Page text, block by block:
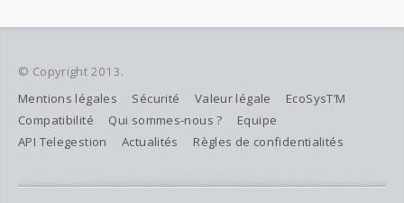
© Copyright 2013.
Mentions légales
Sécurité Valeur légale
EcoSysT’M
Compatibilité
Qui sommes-nous ?
Equipe
API Telegestion
Actualités Règles de confidentialités